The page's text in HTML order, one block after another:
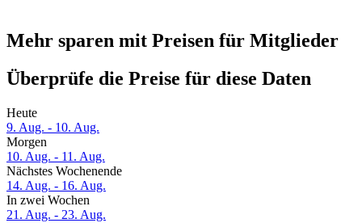
Mehr sparen mit Preisen für Mitglieder
Überprüfe die Preise für diese Daten
Heute
9. Aug. - 10. Aug.
Morgen
10. Aug. - 11. Aug.
Nächstes Wochenende
14. Aug. - 16. Aug.
In zwei Wochen
21. Aug. - 23. Aug.